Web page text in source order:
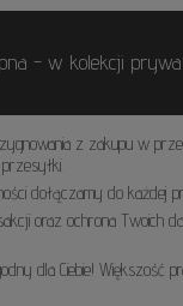
- w kolekcji
z zakupu w
dołączamy do każdej
oraz ochrona Twoich
dla Ciebie! Większość